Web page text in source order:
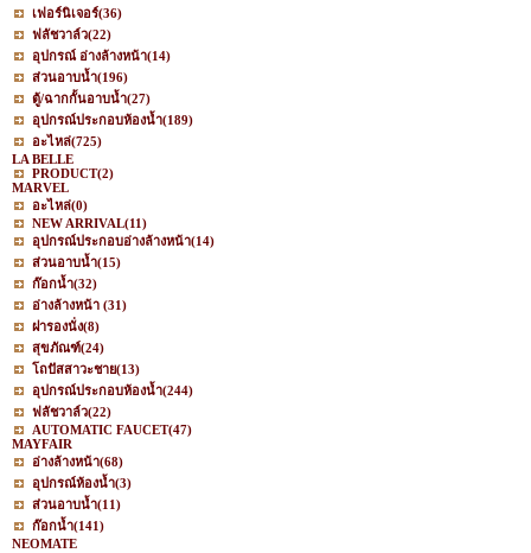
เฟอร์นิเจอร์(36)
ฟลัชวาล์ว(22)
อุปกรณ์ อ่างล้างหน้า(14)
ส่วนอาบน้ำ(196)
ตู้/ฉากกั้นอาบน้ำ(27)
อุปกรณ์ประกอบห้องน้ำ(189)
อะไหล่(725)
LA BELLE
PRODUCT(2)
MARVEL
อะไหล่(0)
NEW ARRIVAL(11)
อุปกรณ์ประกอบอ่างล้างหน้า(14)
ส่วนอาบน้ำ(15)
ก๊อกน้ำ(32)
อ่างล้างหน้า (31)
ฝารองนั่ง(8)
สุขภัณฑ์(24)
โถปัสสาวะชาย(13)
อุปกรณ์ประกอบห้องน้ำ(244)
ฟลัชวาล์ว(22)
AUTOMATIC FAUCET(47)
MAYFAIR
อ่างล้างหน้า(68)
อุปกรณ์ห้องน้ำ(3)
ส่วนอาบน้ำ(11)
ก๊อกน้ำ(141)
NEOMATE